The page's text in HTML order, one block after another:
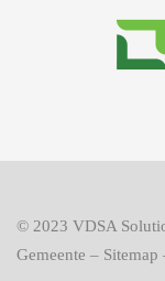
© 2023 VDSA
Gemeente – Sitemap